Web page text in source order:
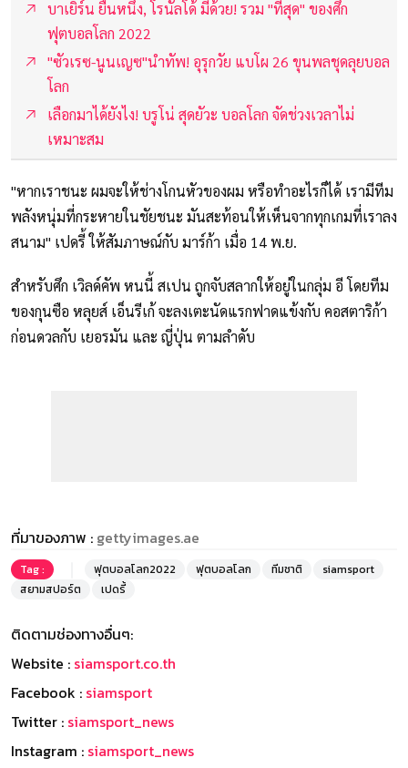
บาเยิร์น ยืนหนึ่ง, โรนัลโด้ มีด้วย! รวม "ที่สุด" ของศึก
ฟุตบอลโลก 2022
"ซัวเรซ-นูนเญซ"นำทัพ! อุรุกวัย แบโผ 26 ขุนพลชุดลุยบอล
โลก
เลือกมาได้ยังไง! บรูโน่ สุดยัวะ บอลโลก จัดช่วงเวลาไม่
เหมาะสม
"หากเราชนะ ผมจะให้ช่างโกนหัวของผม หรือทำอะไรก็ได้ เรามีทีม
พลังหนุ่มที่กระหายในชัยชนะ มันสะท้อนให้เห็นจากทุกเกมที่เราลง
สนาม" เปดรี้ ให้สัมภาษณ์กับ มาร์ก้า เมื่อ 14 พ.ย.
สำหรับศึก เวิลด์คัพ หนนี้ สเปน ถูกจับสลากให้อยู่ในกลุ่ม อี โดยทีม
ของกุนซือ หลุยส์ เอ็นรีเก้ จะลงเตะนัดแรกฟาดแข้งกับ คอสตาริก้า
ก่อนดวลกับ เยอรมัน และ ญี่ปุ่น ตามลำดับ
ที่มาของภาพ : gettyimages.ae
Tag : ฟุตบอลโลก2022 ฟุตบอลโลก ทีมชาติ
siamsport
สยามสปอร์ต
เปดรี้
ติดตามช่องทางอื่นๆ:
Website : siamsport.co.th
Facebook : siamsport
Twitter : siamsport_news
Instagram : siamsport_news